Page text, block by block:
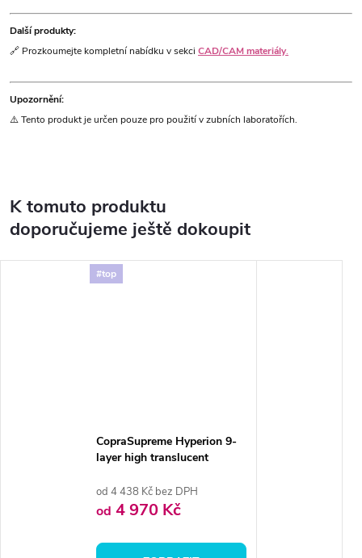
Další produkty:
🔗 Prozkoumejte kompletní nabídku v sekci CAD/CAM materiály.
Upozornění:
⚠️ Tento produkt je určen pouze pro použití v zubních laboratořích.
K tomuto produktu
doporučujeme ještě dokoupit
#top
CopraSupreme Hyperion 9-
layer high translucent
od 4 438 Kč bez DPH
od 4 970 Kč